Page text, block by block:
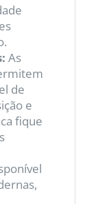
As
de
e
fique